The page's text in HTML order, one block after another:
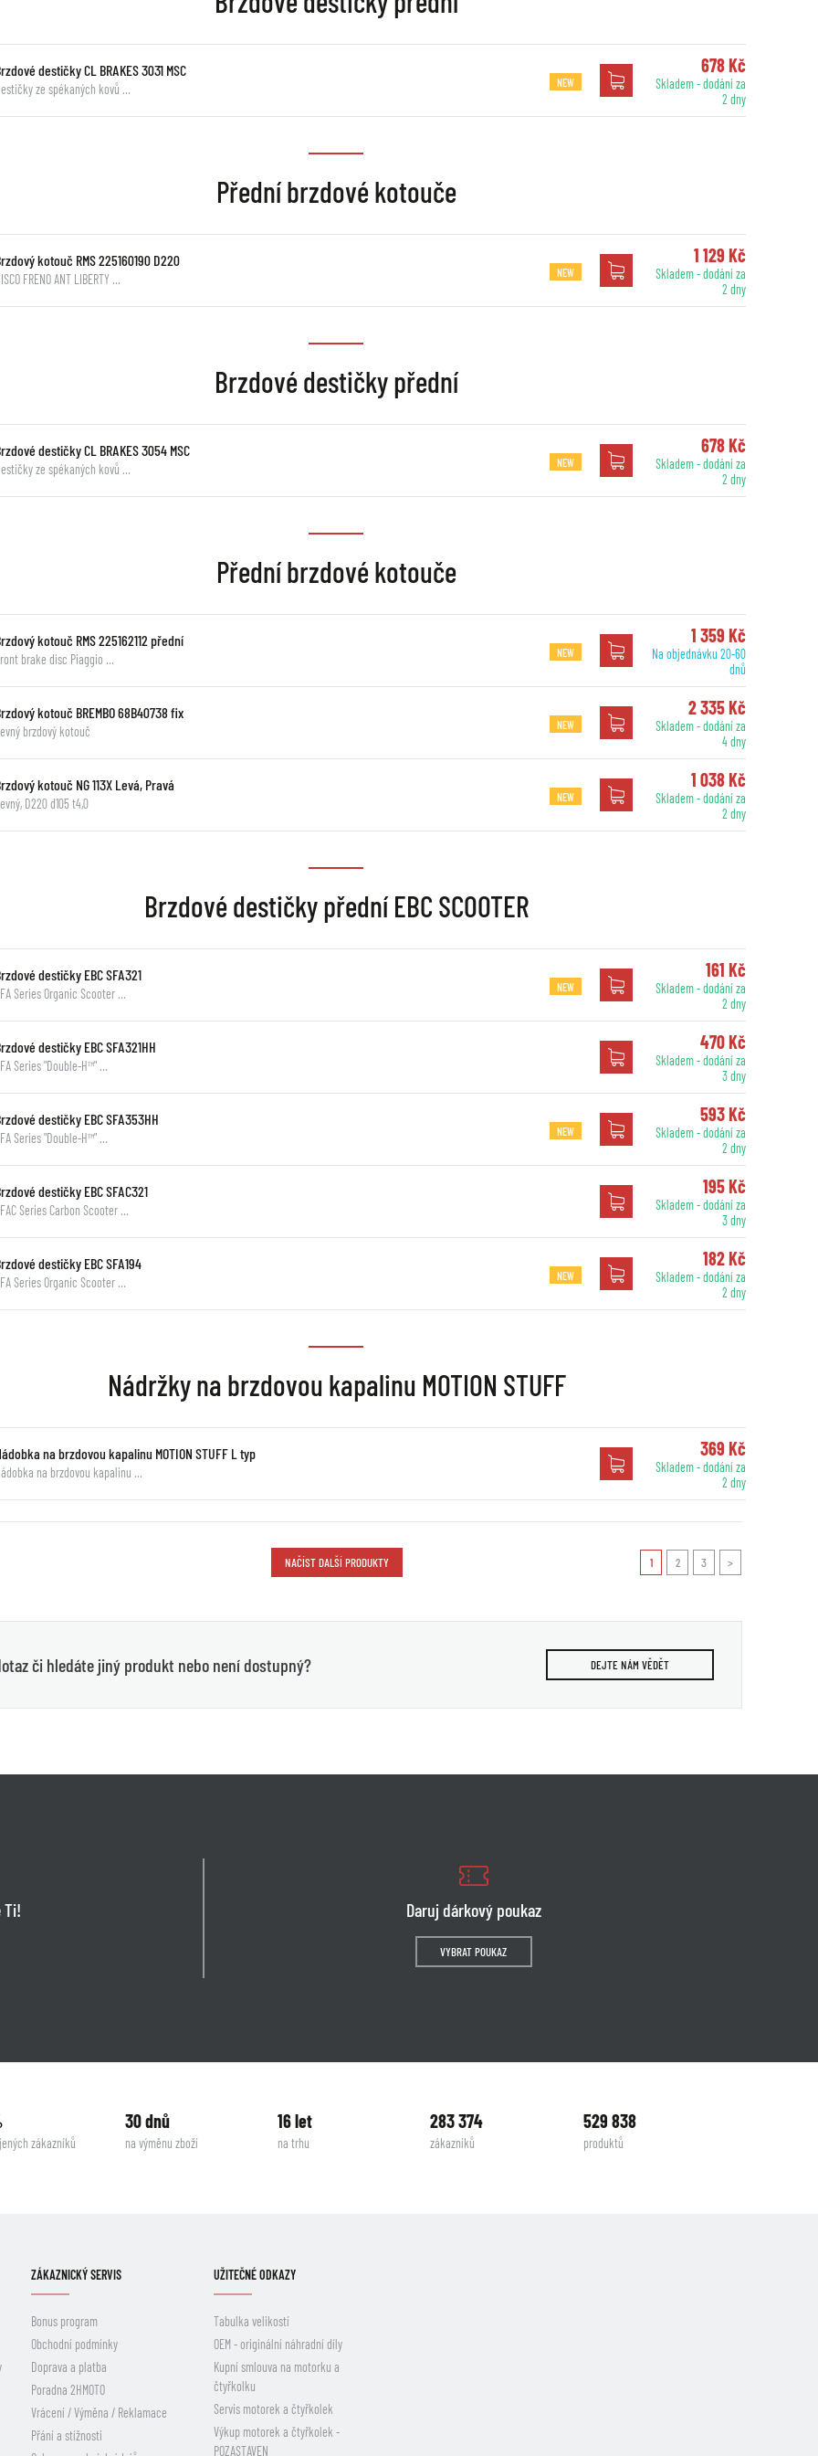
destičky CL BRAKES 3031 MSC
ze spékaných kovů … NEW
678 Kč
Skladem - dodání za
2 dny
Přední brzdové kotouče
kotouč RMS 225160190 D220
FRENO ANT LIBERTY … NEW
1 129 Kč
Skladem - dodání za
2 dny
Brzdové destičky přední
destičky CL BRAKES 3054 MSC
ze spékaných kovů … NEW
678 Kč
Skladem - dodání za
2 dny
Přední brzdové kotouče
kotouč RMS 225162112 přední
brake disc Piaggio … NEW
1 359 Kč
Na objednávku 20-60
dnů
kotouč BREMBO 68B40738 fix
brzdový kotouč NEW
2 335 Kč
Skladem - dodání za
4 dny
kotouč NG 113X Levá, Pravá
D220 d105 t4,0 NEW
1 038 Kč
Skladem - dodání za
2 dny
Brzdové destičky přední EBC SCOOTER
destičky EBC SFA321
Series Organic Scooter … NEW
161 Kč
Skladem - dodání za
2 dny
destičky EBC SFA321HH
Series "Double-H™" …
470 Kč
Skladem - dodání za
3 dny
destičky EBC SFA353HH
Series "Double-H™" … NEW
593 Kč
Skladem - dodání za
2 dny
destičky EBC SFAC321
Series Carbon Scooter …
195 Kč
Skladem - dodání za
3 dny
destičky EBC SFA194
Series Organic Scooter … NEW
182 Kč
Skladem - dodání za
2 dny
Nádržky na brzdovou kapalinu MOTION STUFF
na brzdovou kapalinu MOTION STUFF L typ
na brzdovou kapalinu …
369 Kč
Skladem - dodání za
2 dny
NAČÍST DALŠÍ PRODUKTY 1 2 3 >
či hledáte jiný produkt nebo není dostupný? DEJTE NÁM VĚDĚT
Ti! Daruj dárkový poukaz
VYBRAT POUKAZ
zákazníků
30 dnů
na výměnu zboží
16 let
na trhu
283 374
zákazníků
529 838
produktů
ZÁKAZNICKÝ SERVIS
Bonus program
Obchodní podmínky
Doprava a platba
Poradna 2HMOTO
Vrácení / Výměna / Reklamace
Přání a stížnosti
UŽITEČNÉ ODKAZY
Tabulka velikostí
OEM - originální náhradní díly
Kupní smlouva na motorku a
čtyřkolku
Servis motorek a čtyřkolek
Výkup motorek a čtyřkolek -
POZASTAVEN